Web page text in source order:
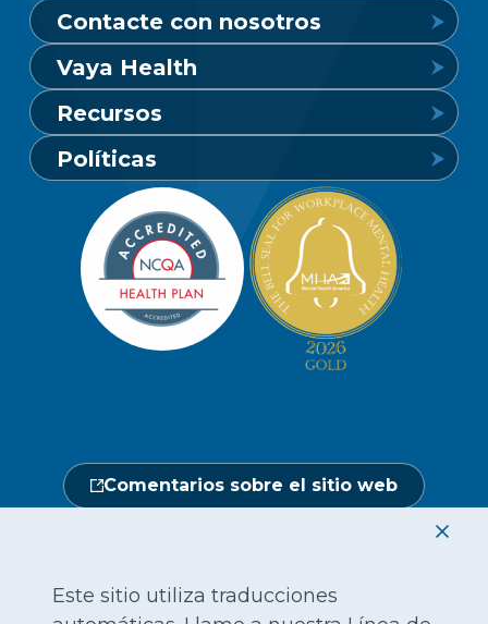
Contacte con nosotros
Línea de crisis de salud mental
24 horas al día, 7 días a la semana
1-800-849-6127
Línea de atención a socios y
beneficiarios
Abierto de lunes a sábado, de 7.00 a
18.00 h.
24 horas al día, 7 días a la semana
Vaya Health
Conozca Vaya
Carreras profesionales
Redacción
Ubicaciones
Calendario de actos
Recursos
Buscar un proveedor
Portal de miembros
Hágase un chequeo médico
Central de proveedores
Políticas
Política de privacidad de los miembros
Política de privacidad del sitio web
No discriminación
Comentarios sobre el sitio web
|
العربية|Русский | Tagalo| ગુજરાતી |Mon-Khmer
Este sitio utiliza traducciones